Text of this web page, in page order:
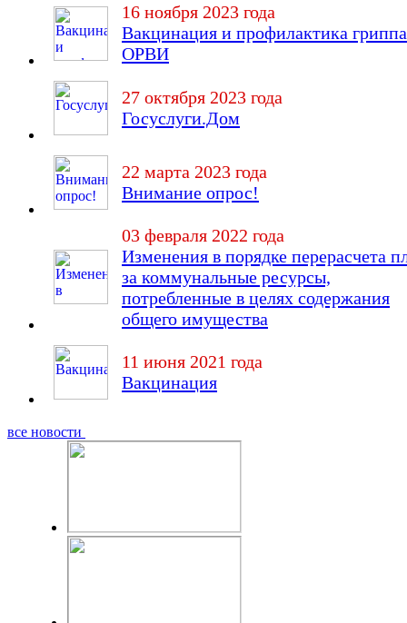
16 ноября 2023 года
Вакцинация и профилактика
ОРВИ
27 октября 2023 года
Госуслуги.Дом
22 марта 2023 года
Внимание опрос!
03 февраля 2022 года
Изменения в порядке перерасчета
за коммунальные ресурсы,
потребленные в целях содержания
общего имущества
11 июня 2021 года
Вакцинация
все новости